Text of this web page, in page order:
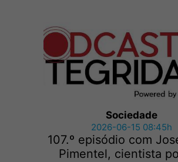
Sociedade
2026-06-15 08:45h
107.º episódio com
Pimentel, cientista